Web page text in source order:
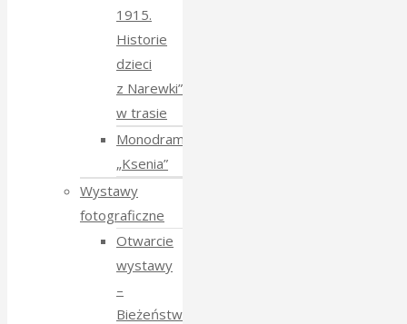
1915.
Historie
dzieci
z Narewki”
w trasie
Monodram
„Ksenia”
Wystawy
fotograficzne
Otwarcie
wystawy
–
Bieżeństwo